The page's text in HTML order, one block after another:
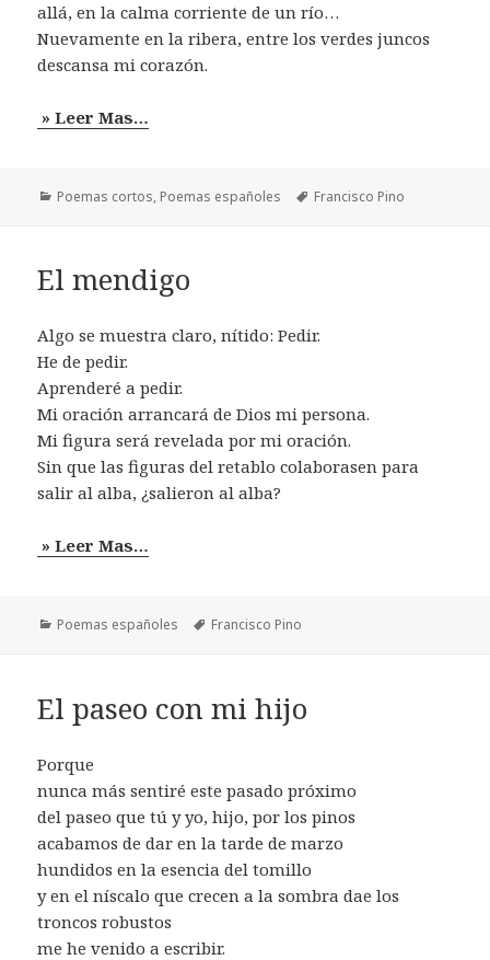
allá, en la calma corriente de un río…
Nuevamente en la ribera, entre los verdes juncos
descansa mi corazón.
» Leer Mas…
Categorías
Poemas cortos, Poemas españoles Etiquetas
Francisco Pino
El mendigo
Algo se muestra claro, nítido: Pedir.
He de pedir.
Aprenderé a pedir.
Mi oración arrancará de Dios mi persona.
Mi figura será revelada por mi oración.
Sin que las figuras del retablo colaborasen para
salir al alba, ¿salieron al alba?
» Leer Mas…
Categorías
Poemas españoles Etiquetas
Francisco Pino
El paseo con mi hijo
Porque
nunca más sentiré este pasado próximo
del paseo que tú y yo, hijo, por los pinos
acabamos de dar en la tarde de marzo
hundidos en la esencia del tomillo
y en el níscalo que crecen a la sombra dae los
troncos robustos
me he venido a escribir.